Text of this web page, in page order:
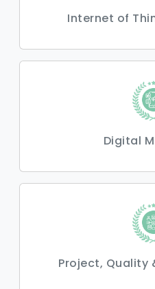
Internet of
Digital
Project, Quality